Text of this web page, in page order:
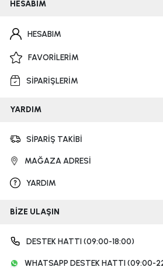
HESABIM
HESABIM
FAVORİLERİM
SİPARİŞLERİM
YARDIM
SİPARİŞ TAKİBİ
MAĞAZA ADRESİ
YARDIM
BİZE ULAŞIN
DESTEK HATTI (09:00-18:00)
WHATSAPP DESTEK HATTI (09:00-